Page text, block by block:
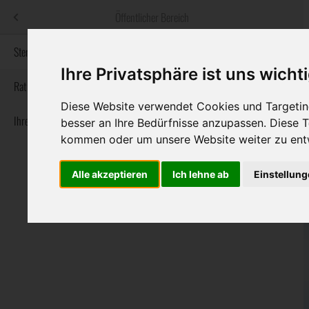
Ihre Privatsphäre ist uns
Diese Website verwendet Cookies und
besser an Ihre Bedürfnisse anzupassen. Diese
kommen oder um unsere Website weiter zu
Alle akzeptieren Ich lehne ab
bestatter.at
Informationswebsite der österreichischen Bestatter
Navigation
überspringen
Sterbeanzeigen Rat & Hilfe im Trauerfall Ihre Bestatter
Sterbeanzeigen
Rat & Hilfe im Trauerfall
Ihre Bestatter